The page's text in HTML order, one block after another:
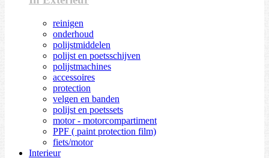
reinigen
onderhoud
polijstmiddelen
polijst en poetsschijven
polijstmachines
accessoires
protection
velgen en banden
polijst en poetssets
motor - motorcompartiment
PPF ( paint protection film)
fiets/motor
Interieur